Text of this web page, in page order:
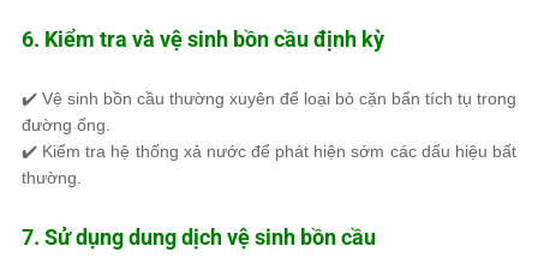
6. Kiểm tra và vệ sinh bồn cầu định kỳ
✔️ Vệ sinh bồn cầu thường xuyên để loại bỏ cặn bẩn tích tụ trong
đường ống.
✔️ Kiểm tra hệ thống xả nướcđể phát hiện sớm các dấu hiệu bất
thường.
7. Sử dụng dung dịch vệ sinh bồn cầu